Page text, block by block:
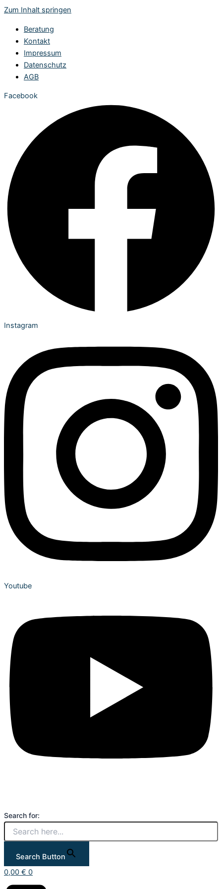
Zum Inhalt springen
Beratung
Kontakt
Impressum
Datenschutz
AGB
Facebook
Instagram
Youtube
Search for:
Search Button
0,00 € 0